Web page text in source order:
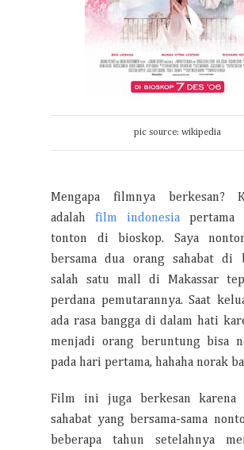
pic source: wikipedia
Mengapa filmnya berkesan?
adalah film indonesia pertama
tonton di bioskop. Saya
bersama dua orang sahabat di
salah satu mall di Makassar
perdana pemutarannya. Saat
ada rasa bangga di dalam hati
menjadi orang beruntung bisa
pada hari pertama, hahaha norak
Film ini juga berkesan karena
sahabat yang bersama-sama
beberapa tahun setelahnya